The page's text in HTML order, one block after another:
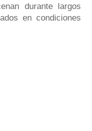
durante largos
en condiciones